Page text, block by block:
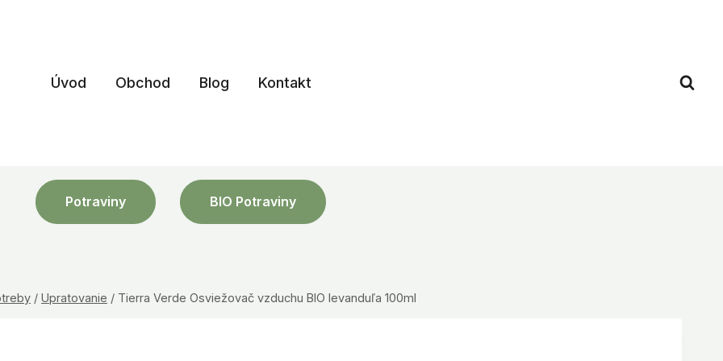
Úvod Obchod Blog Kontakt
Potraviny BIO Potraviny
/ Upratovanie / Tierra Verde Osviežovač vzduchu BIO levanduľa 100ml